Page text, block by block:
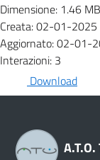
Dimensione: 1.46 MB
Creata: 02-01-2025
Aggiornato: 02-01-
Interazioni: 3
Download